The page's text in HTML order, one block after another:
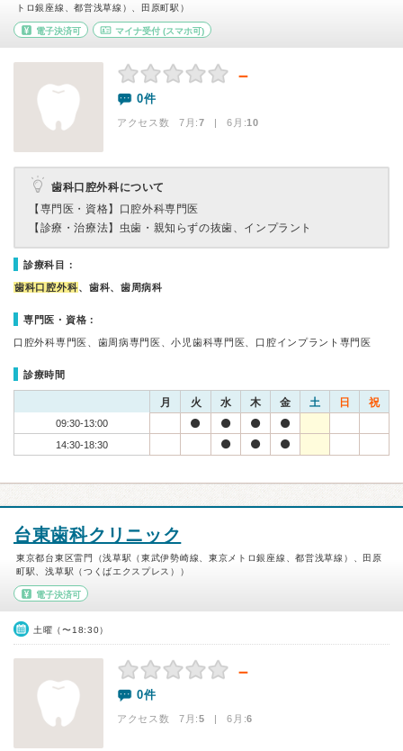
トロ銀座線、都営浅草線）、田原町駅）
電子決済可 マイナ受付(スマホ可)
－
0件
アクセス数 7月:7 | 6月:10
歯科口腔外科について
【専門医・資格】 口腔外科専門医
【診療・治療法】 虫歯・親知らずの抜歯、インプラント
診療科目：
歯科口腔外科、歯科、歯周病科
専門医・資格：
口腔外科専門医、歯周病専門医、小児歯科専門医、口腔インプラント専門医
診療時間
月 火 水 木 金 土 日 祝
09:30-13:00
14:30-18:30
台東歯科クリニック
東京都台東区雷門（浅草駅（東武伊勢崎線、東京メトロ銀座線、都営浅草線）、田原
町駅、浅草駅（つくばエクスプレス））
電子決済可
土曜（〜18:30）
－
0件
アクセス数 7月:5 | 6月:6